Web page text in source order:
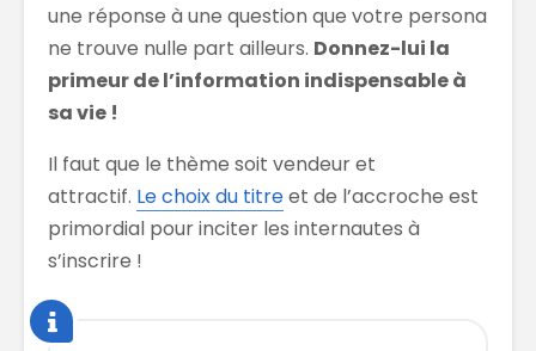
une réponse à une question que votre persona
ne trouve nulle part ailleurs. Donnez-lui la
primeur de l’information indispensable à
sa vie !
Il faut que le thème soit vendeur et
attractif. Le choix du titreet de l’accroche est
primordial pour inciter les internautes à
s’inscrire !